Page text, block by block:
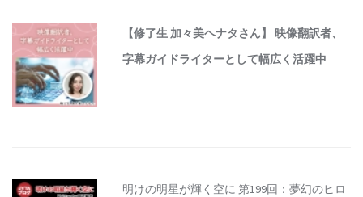
【修了生 加々美ヘナタさん】 映像翻訳者、
字幕ガイドライターとして幅広く活躍中
明けの明星が輝く空に 第199回：夢幻のヒロ